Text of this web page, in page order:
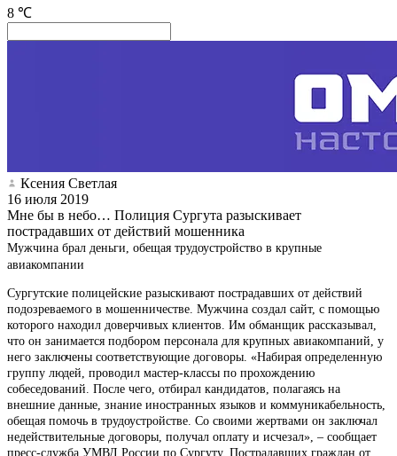
8 ℃
Ксения Светлая
16 июля 2019
Мне бы в небо… Полиция Сургута разыскивает
пострадавших от действий мошенника
Мужчина брал деньги, обещая трудоустройство в крупные
авиакомпании
Сургутские полицейские разыскивают пострадавших от действий
подозреваемого в мошенничестве. Мужчина создал сайт, с помощью
которого находил доверчивых клиентов. Им обманщик рассказывал,
что он занимается подбором персонала для крупных авиакомпаний, у
него заключены соответствующие договоры. «Набирая определенную
группу людей, проводил мастер-классы по прохождению
собеседований. После чего, отбирал кандидатов, полагаясь на
внешние данные, знание иностранных языков и коммуникабельность,
обещая помочь в трудоустройстве. Со своими жертвами он заключал
недействительные договоры, получал оплату и исчезал», – сообщает
пресс-служба УМВД России по Сургуту. Пострадавших граждан от